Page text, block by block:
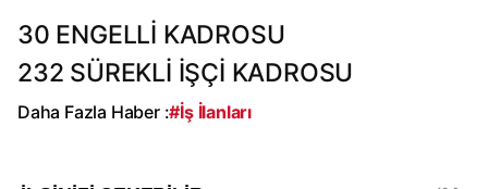
30 ENGELLİ KADROSU
232 SÜREKLİ İŞÇİ KADROSU
Daha Fazla Haber :#İş İlanları